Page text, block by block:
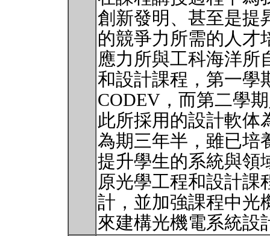
創新發明、甚至是提
的競爭力所需的人才
應力所與工科海洋所
和設計課程，第一學
CODEV，而第二學
此所採用的設計軟体
為期三年半，雖已培
提升學生的系統與領
原光學工程和設計課
計，並加強課程中光
來建構光機電系統